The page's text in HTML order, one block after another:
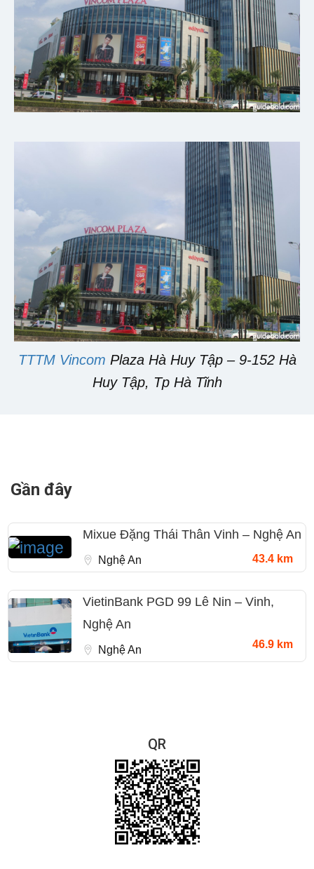
TTTM Vincom Plaza Hà Huy Tập – 9-152 Hà
Huy Tập, Tp Hà Tĩnh
Gần đây
Mixue Đặng Thái Thân Vinh – Nghệ An
Nghệ An 43.4 km
VietinBank PGD 99 Lê Nin – Vinh,
Nghệ An
Nghệ An 46.9 km
QR